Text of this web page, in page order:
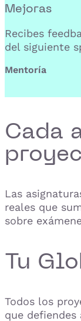
Mejoras
Recibes
del siguiente
Mentoría
Cada
Las
reales que
sobre
Tu
Todos los
que